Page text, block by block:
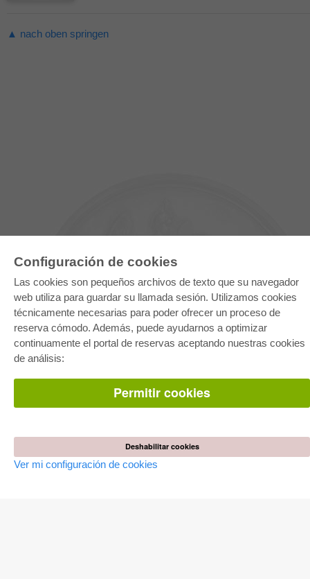
Configuración de cookies
Las cookies son pequeños archivos de texto que su navegador
web utiliza para guardar su llamada sesión. Utilizamos cookies
técnicamente necesarias para poder ofrecer un proceso de
reserva cómodo. Además, puede ayudarnos a optimizar
continuamente el portal de reservas aceptando nuestras cookies
de análisis:
Permitir cookies
Deshabilitar cookies
Ver mi configuración de cookies
▲ nach oben springen
E-COLLECTION
Paquete de especialidades
Preguntas mas frequentes(FAQ)
Las devoluciones
Condiciones